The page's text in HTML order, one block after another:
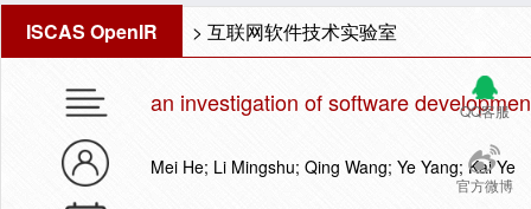
ISCAS OpenIR > 互联网软件技术实验室
QQ客服
官方微博
an investigation of software
Mei He; Li Mingshu; Qing Wang; Ye Yang; Kai Ye